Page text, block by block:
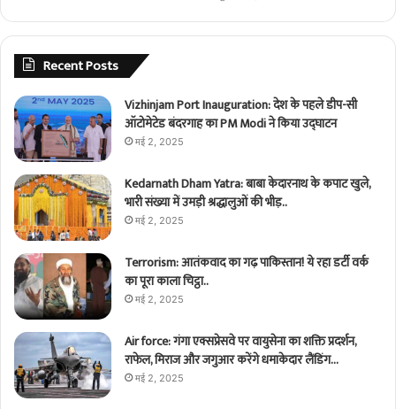
Recent Posts
Vizhinjam Port Inauguration: देश के पहले डीप-सी
ऑटोमेटेड बंदरगाह का PM Modi ने किया उद्घाटन
मई 2, 2025
Kedarnath Dham Yatra: बाबा केदारनाथ के कपाट खुले,
भारी संख्या में उमड़ी श्रद्धालुओं की भीड़..
मई 2, 2025
Terrorism: आतंकवाद का गढ़ पाकिस्तान! ये रहा डर्टी वर्क
का पूरा काला चिट्ठा..
मई 2, 2025
Air force: गंगा एक्सप्रेसवे पर वायुसेना का शक्ति प्रदर्शन,
राफेल, मिराज और जगुआर करेंगे धमाकेदार लैंडिंग…
मई 2, 2025